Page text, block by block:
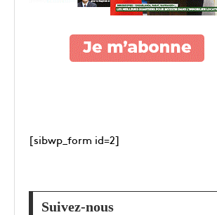
[sibwp_form id=2]
Suivez-nous